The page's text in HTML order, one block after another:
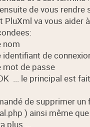
de vous rendre
PluXml va vous aider
nom
identifiant de
mot de passe
... le principal est
de supprimer un
) ainsi même
plus ...